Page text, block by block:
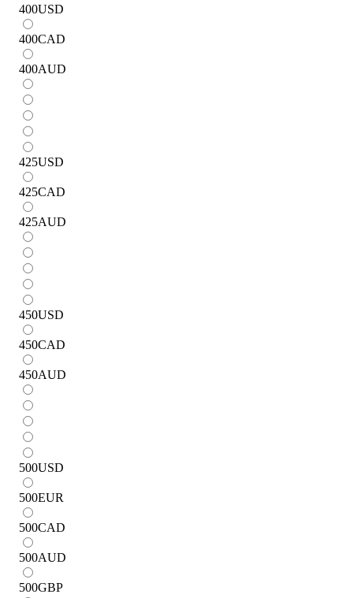
400USD
400CAD
400AUD
425USD
425CAD
425AUD
450USD
450CAD
450AUD
500USD
500EUR
500CAD
500AUD
500GBP